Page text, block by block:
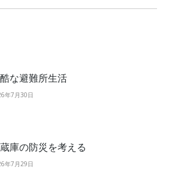
な避難所生活
年7月30日
庫の防災を考える
年7月29日